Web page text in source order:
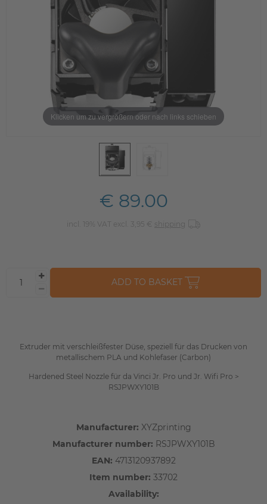
Klicken um zu vergrößern oder nach links schieben
Extruder mit verschleißfester Düse, speziell für das Drucken von
metallischem PLA und Kohlefaser (Carbon)
Hardened Steel Nozzle für da Vinci Jr. Pro und Jr. Wifi Pro >
RSJPWXY101B
Manufacturer: XYZprinting
Manufacturer number: RSJPWXY101B
EAN: 4713120937892
Item number: 33702
Availability:
€ 89.00
incl. 19% VAT excl. 3,95 € shipping
ADD TO BASKET